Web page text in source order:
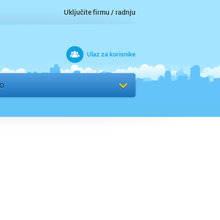
Uključite firmu / radnju
Ulaz za korisnike